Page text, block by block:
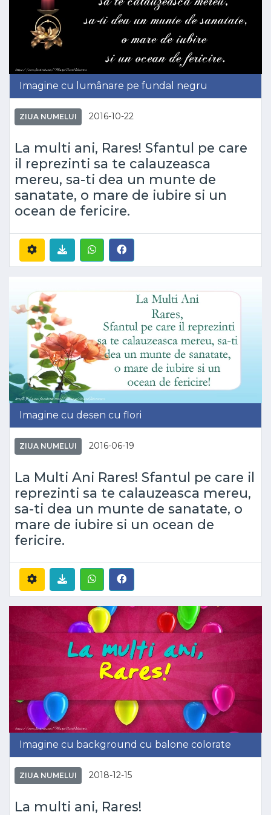
Imagine cu lumânare pe fundal negru
ZIUA NUMELUI 2016-10-22
La multi ani, Rares! Sfantul pe care
il reprezinti sa te calauzeasca
mereu, sa-ti dea un munte de
sanatate, o mare de iubire si un
ocean de fericire.
Imagine cu desen cu flori
ZIUA NUMELUI 2016-06-19
La Multi Ani Rares! Sfantul pe care il
reprezinti sa te calauzeasca mereu,
sa-ti dea un munte de sanatate, o
mare de iubire si un ocean de
fericire.
Imagine cu background cu balone colorate
ZIUA NUMELUI 2018-12-15
La multi ani, Rares!